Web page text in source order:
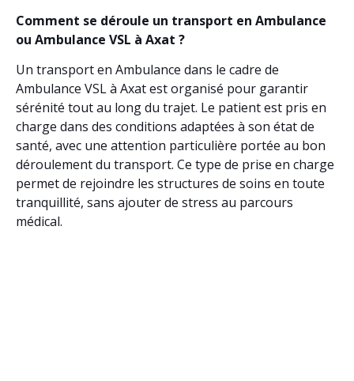
Comment se déroule un transport en Ambulance
ou Ambulance VSL à Axat ?
Un transport en Ambulance dans le cadre de
Ambulance VSL à Axat est organisé pour garantir
sérénité tout au long du trajet. Le patient est pris en
charge dans des conditions adaptées à son état de
santé, avec une attention particulière portée au bon
déroulement du transport. Ce type de prise en charge
permet de rejoindre les structures de soins en toute
tranquillité, sans ajouter de stress au parcours
médical.